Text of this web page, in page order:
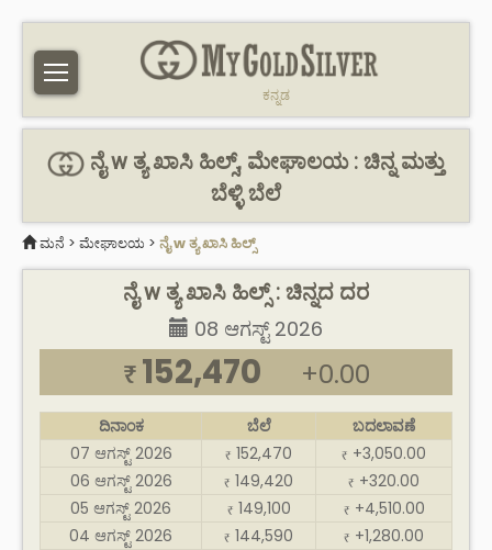
ಕನ್ನಡ
ನೈ w ತ್ಯ ಖಾಸಿ ಹಿಲ್ಸ್, ಮೇಘಾಲಯ : ಚಿನ್ನ ಮತ್ತು
ಬೆಳ್ಳಿ ಬೆಲೆ
ಮನೆ > ಮೇಘಾಲಯ > ನೈ w ತ್ಯ ಖಾಸಿ ಹಿಲ್ಸ್
ನೈ w ತ್ಯ ಖಾಸಿ ಹಿಲ್ಸ್ : ಚಿನ್ನದ ದರ
08 ಆಗಸ್ಟ್ 2026
₹ 152,470 +0.00
ದಿನಾಂಕ ಬೆಲೆ
ಬದಲಾವಣೆ
07 ಆಗಸ್ಟ್ 2026
₹ 152,470 ₹ +3,050.00
06 ಆಗಸ್ಟ್ 2026
₹ 149,420 ₹ +320.00
05 ಆಗಸ್ಟ್ 2026
₹ 149,100 ₹ +4,510.00
04 ಆಗಸ್ಟ್ 2026
₹ 144,590 ₹ +1,280.00